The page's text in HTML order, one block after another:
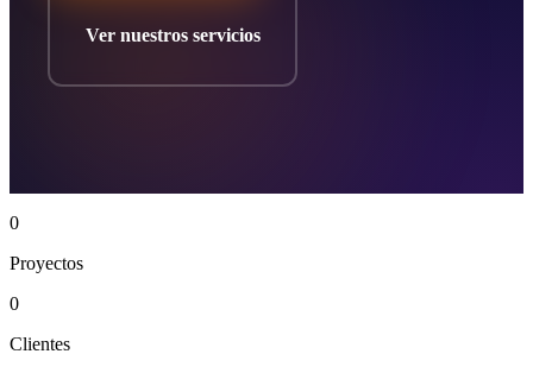
Ver nuestros servicios
0
Proyectos
0
Clientes